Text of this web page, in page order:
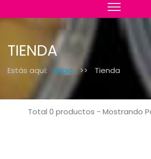
TIENDA
Estás aquí: Inicio >> Tienda
Total 0 productos - Mostrando